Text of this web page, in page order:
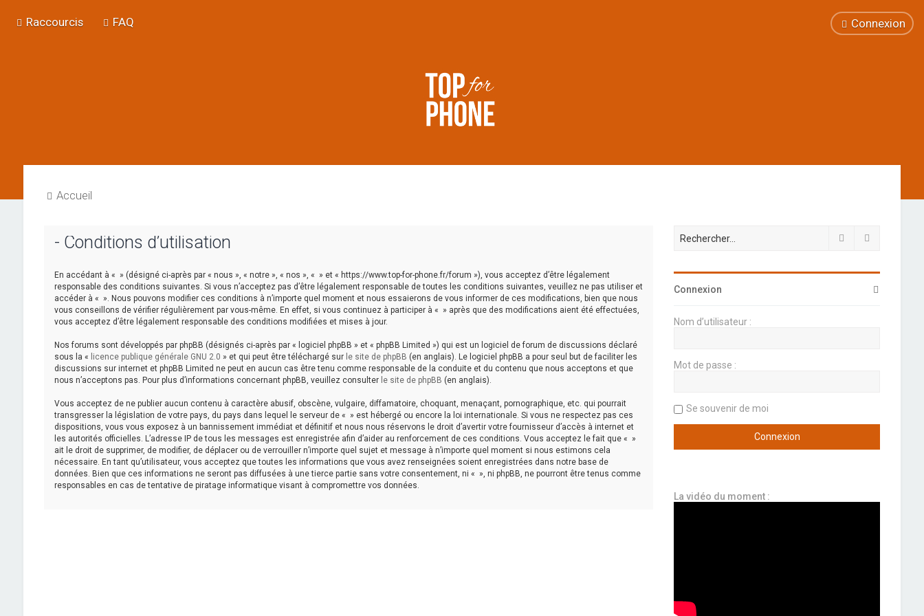
Raccourcis FAQ Connexion
Accueil
- Conditions d’utilisation
En accédant à « » (désigné ci-après par « nous », « notre », « nos », « » et « https://www.top-for-phone.fr/forum »), vous acceptez d’être légalement
responsable des conditions suivantes. Si vous n’acceptez pas d’être légalement responsable de toutes les conditions suivantes, veuillez ne pas utiliser et
accéder à « ». Nous pouvons modifier ces conditions à n’importe quel moment et nous essaierons de vous informer de ces modifications, bien que nous
vous conseillons de vérifier régulièrement par vous-même. En effet, si vous continuez à participer à « » après que des modifications aient été effectuées,
vous acceptez d’être légalement responsable des conditions modifiées et mises à jour.
Nos forums sont développés par phpBB (désignés ci-après par « logiciel phpBB » et « phpBB Limited ») qui est un logiciel de forum de discussions déclaré
sous la « licence publique générale GNU 2.0 » et qui peut être téléchargé sur le site de phpBB (en anglais). Le logiciel phpBB a pour seul but de faciliter les
discussions sur internet et phpBB Limited ne peut en aucun cas être tenu comme responsable de la conduite et du contenu que nous acceptons et que
nous n’acceptons pas. Pour plus d’informations concernant phpBB, veuillez consulter le site de phpBB (en anglais).
Vous acceptez de ne publier aucun contenu à caractère abusif, obscène, vulgaire, diffamatoire, choquant, menaçant, pornographique, etc. qui pourrait
transgresser la législation de votre pays, du pays dans lequel le serveur de « » est hébergé ou encore la loi internationale. Si vous ne respectez pas ces
dispositions, vous vous exposez à un bannissement immédiat et définitif et nous nous réservons le droit d’avertir votre fournisseur d’accès à internet et
les autorités officielles. L’adresse IP de tous les messages est enregistrée afin d’aider au renforcement de ces conditions. Vous acceptez le fait que « »
ait le droit de supprimer, de modifier, de déplacer ou de verrouiller n’importe quel sujet et message à n’importe quel moment si nous estimons cela
nécessaire. En tant qu’utilisateur, vous acceptez que toutes les informations que vous avez renseignées soient enregistrées dans notre base de
données. Bien que ces informations ne seront pas diffusées à une tierce partie sans votre consentement, ni « », ni phpBB, ne pourront être tenus comme
responsables en cas de tentative de piratage informatique visant à compromettre vos données.
Rechercher
Connexion
Nom d’utilisateur :
Mot de passe :
Se souvenir de moi
La vidéo du moment :